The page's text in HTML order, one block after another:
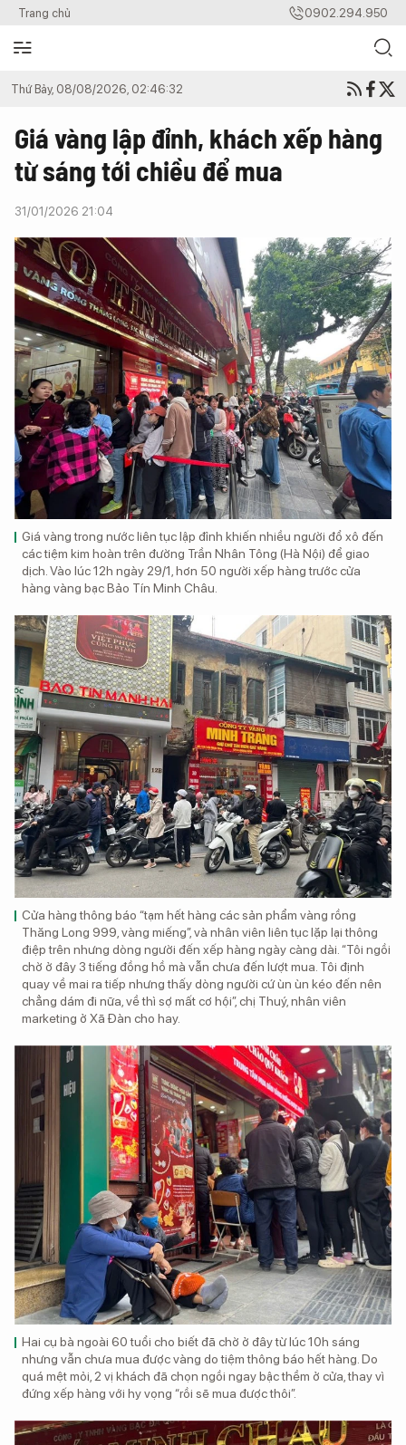
Trang chủ 0902.294.950
Thứ Bảy, 08/08/2026, 02:46:32
Giá vàng lập đỉnh, khách xếp hàng
từ sáng tới chiều để mua
31/01/2026 21:04
Giá vàng trong nước liên tục lập đỉnh khiến nhiều người đổ xô đến
các tiệm kim hoàn trên đường Trần Nhân Tông (Hà Nội) để giao
dịch. Vào lúc 12h ngày 29/1, hơn 50 người xếp hàng trước cửa
hàng vàng bạc Bảo Tín Minh Châu.
Cửa hàng thông báo “tạm hết hàng các sản phẩm vàng rồng
Thăng Long 999, vàng miếng”, và nhân viên liên tục lặp lại thông
điệp trên nhưng dòng người đến xếp hàng ngày càng dài. “Tôi ngồi
chờ ở đây 3 tiếng đồng hồ mà vẫn chưa đến lượt mua. Tôi định
quay về mai ra tiếp nhưng thấy dòng người cứ ùn ùn kéo đến nên
chẳng dám đi nữa, về thì sợ mất cơ hội”, chị Thuý, nhân viên
marketing ở Xã Đàn cho hay.
Hai cụ bà ngoài 60 tuổi cho biết đã chờ ở đây từ lúc 10h sáng
nhưng vẫn chưa mua được vàng do tiệm thông báo hết hàng. Do
quá mệt mỏi, 2 vị khách đã chọn ngồi ngay bậc thềm ở cửa, thay vì
đứng xếp hàng với hy vọng “rồi sẽ mua được thôi”.